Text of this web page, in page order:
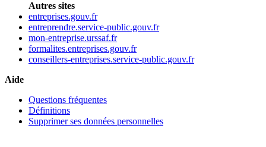
Autres sites
entreprises.gouv.fr
entreprendre.service-public.gouv.fr
mon-entreprise.urssaf.fr
formalites.entreprises.gouv.fr
conseillers-entreprises.service-public.gouv.fr
Aide
Questions fréquentes
Définitions
Supprimer ses données personnelles